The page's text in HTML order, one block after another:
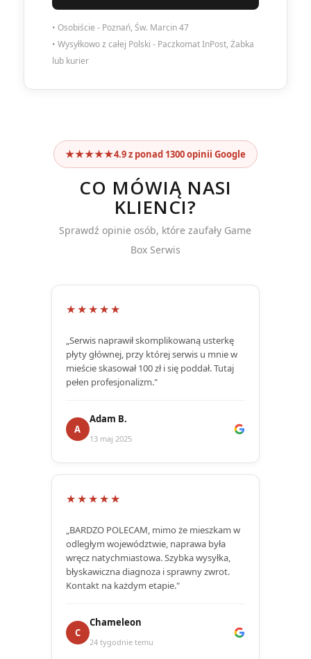
• Osobiście - Poznań, Św. Marcin 47
• Wysyłkowo z całej Polski - Paczkomat InPost, Żabka
lub kurier
★★★★★4.9 z ponad 1300 opinii Google
CO MÓWIĄ NASI
KLIENCI?
Sprawdź opinie osób, które zaufały Game
Box Serwis
★★★★★
„Serwis naprawił skomplikowaną usterkę
płyty głównej, przy której serwis u mnie w
mieście skasował 100 zł i się poddał. Tutaj
pełen profesjonalizm."
A
Adam B.
13 maj 2025
★★★★★
„BARDZO POLECAM, mimo że mieszkam w
odległym województwie, naprawa była
wręcz natychmiastowa. Szybka wysyłka,
błyskawiczna diagnoza i sprawny zwrot.
Kontakt na każdym etapie."
C
Chameleon
24 tygodnie temu